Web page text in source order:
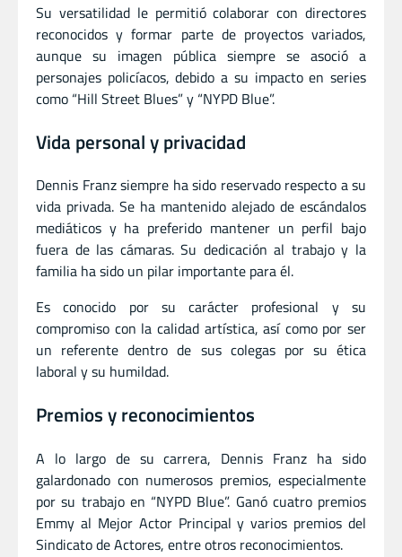
Su versatilidad le permitió colaborar con directores
reconocidos y formar parte de proyectos variados,
aunque su imagen pública siempre se asoció a
personajes policíacos, debido a su impacto en series
como “Hill Street Blues” y “NYPD Blue”.
Vida personal y privacidad
Dennis Franz siempre ha sido reservado respecto a su
vida privada. Se ha mantenido alejado de escándalos
mediáticos y ha preferido mantener un perfil bajo
fuera de las cámaras. Su dedicación al trabajo y la
familia ha sido un pilar importante para él.
Es conocido por su carácter profesional y su
compromiso con la calidad artística, así como por ser
un referente dentro de sus colegas por su ética
laboral y su humildad.
Premios y reconocimientos
A lo largo de su carrera, Dennis Franz ha sido
galardonado con numerosos premios, especialmente
por su trabajo en “NYPD Blue”. Ganó cuatro premios
Emmy al Mejor Actor Principal y varios premios del
Sindicato de Actores, entre otros reconocimientos.